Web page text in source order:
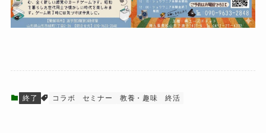
終了 コラボ セミナー 教養・趣味 終活